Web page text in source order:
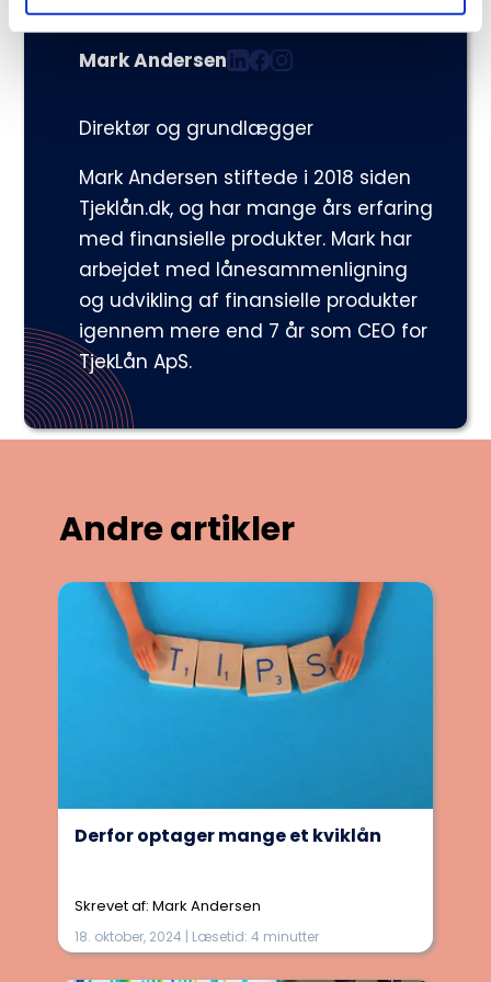
Skrevet af
Mark Andersen
Direktør og grundlægger
Mark Andersen stiftede i 2018 siden
Tjeklån.dk, og har mange års erfaring
med finansielle produkter. Mark har
arbejdet med lånesammenligning
og udvikling af finansielle produkter
igennem mere end 7 år som CEO for
TjekLån ApS.
Andre artikler
Derfor optager mange et kviklån
Skrevet af: Mark Andersen
18. oktober, 2024 | Læsetid: 4 minutter